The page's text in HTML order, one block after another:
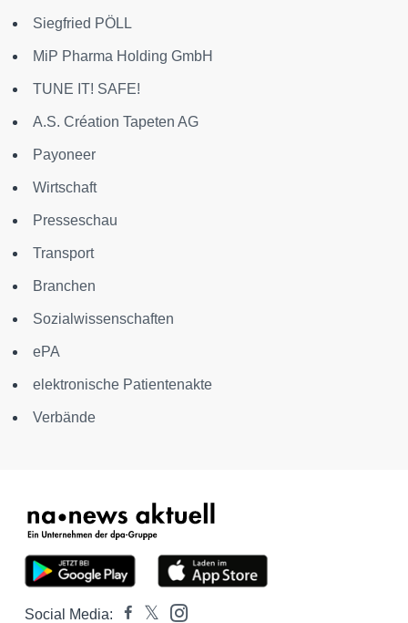
Siegfried PÖLL
MiP Pharma Holding GmbH
TUNE IT! SAFE!
A.S. Création Tapeten AG
Payoneer
Wirtschaft
Presseschau
Transport
Branchen
Sozialwissenschaften
ePA
elektronische Patientenakte
Verbände
Social Media: